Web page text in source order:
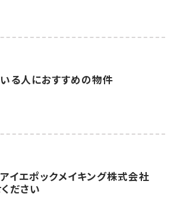
る人におすすめの物件
イエポックメイキング株式会社
ださい